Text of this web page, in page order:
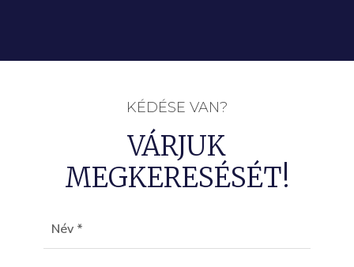
KÉDÉSE VAN?
VÁRJUK
MEGKERESÉSÉT!